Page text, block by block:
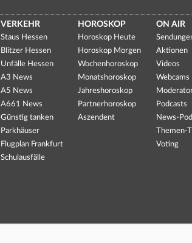
VERKEHR
Staus Hessen
Blitzer Hessen
Unfälle Hessen
A3 News
A5 News
A661 News
Günstig tanken
Parkhäuser
Flugplan Frankfurt
Schulausfälle
HOROSKOP
Horoskop Heute
Horoskop Morgen
Wochenhoroskop
Monatshoroskop
Jahreshoroskop
Partnerhoroskop
Aszendent
ON AIR
Aktionen
Videos
Webcams
Podcasts
News-
Themen-
Voting